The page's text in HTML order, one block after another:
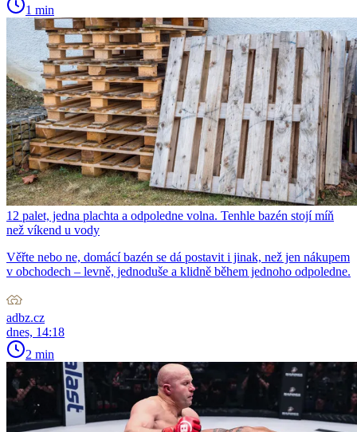
1 min
12 palet, jedna plachta a odpoledne volna. Tenhle bazén stojí míň
než víkend u vody
Věřte nebo ne, domácí bazén se dá postavit i jinak, než jen nákupem
v obchodech – levně, jednoduše a klidně během jednoho odpoledne.
adbz.cz
dnes, 14:18
2 min